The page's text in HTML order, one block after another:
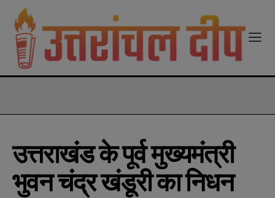
उत्तराखंड के पूर्व मुख्यमंत्री
भुवन चंद्र खंडूरी का निधन